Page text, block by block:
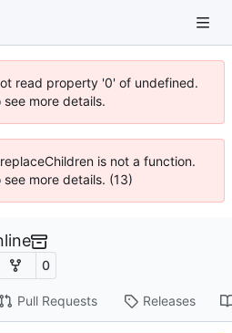
read property '0' of undefined.
more details.
is not a function.
more details. (13)
0
Pull Requests Releases